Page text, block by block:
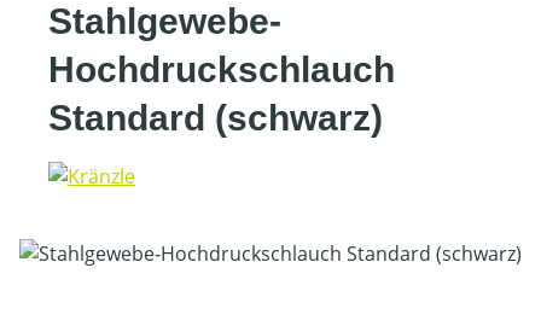
Stahlgewebe-
Hochdruckschlauch
Standard (schwarz)
Bildergalerie überspringen